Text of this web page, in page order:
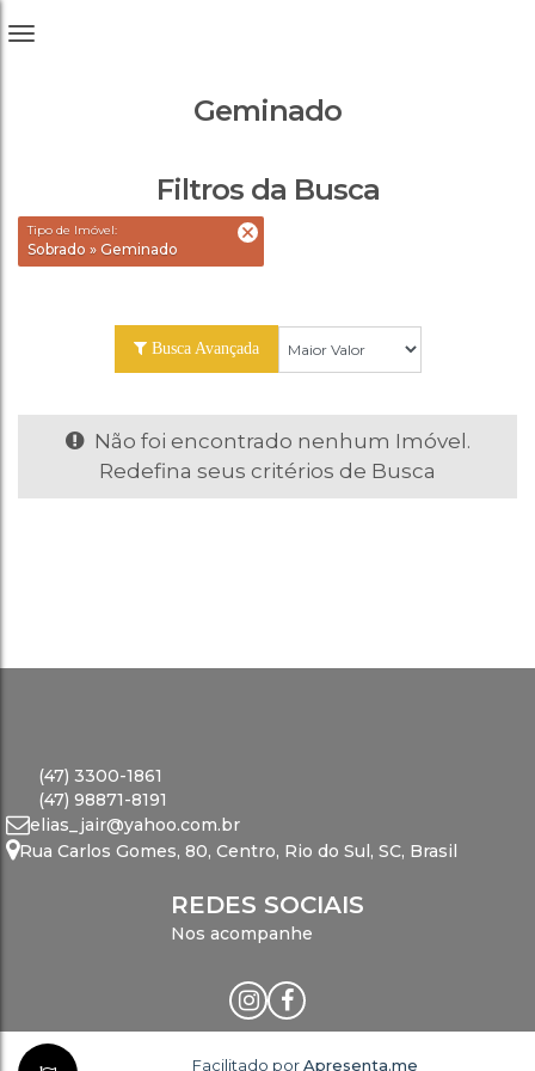
Geminado
Filtros da Busca
Tipo de Imóvel:
Sobrado » Geminado
Busca Avançada
Não foi encontrado nenhum Imóvel.
Redefina seus critérios de Busca
(47) 3300-1861
(47) 98871-8191
elias_jair@yahoo.com.br
Rua Carlos Gomes, 80, Centro, Rio do Sul, SC, Brasil
REDES SOCIAIS
Nos acompanhe
Facilitado porApresenta.me